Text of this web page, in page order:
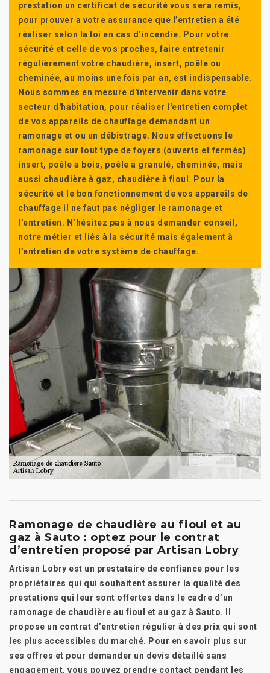
prestation un certificat de sécurité vous sera remis,
pour prouver a votre assurance que l’entretien a été
réaliser selon la loi en cas d’incendie. Pour votre
sécurité et celle de vos proches, faire entretenir
régulièrement votre chaudière, insert, poêle ou
cheminée, au moins une fois par an, est indispensable.
Nous sommes en mesure d'intervenir dans votre
secteur d'habitation, pour réaliser l'entretien complet
de vos appareils de chauffage demandant un
ramonage et ou un débistrage. Nous effectuons le
ramonage sur tout type de foyers (ouverts et fermés)
insert, poêle a bois, poêle a granulé, cheminée, mais
aussi chaudière à gaz, chaudière à fioul. Pour la
sécurité et le bon fonctionnement de vos appareils de
chauffage il ne faut pas négliger le ramonage et
l’entretien. N’hésitez pas à nous demander conseil,
notre métier et liés à la sécurité mais également à
l’entretien de votre système de chauffage.
Ramonage de chaudière au fioul et au
gaz à Sauto : optez pour le contrat
d’entretien proposé par Artisan Lobry
Artisan Lobry est un prestataire de confiance pour les
propriétaires qui qui souhaitent assurer la qualité des
prestations qui leur sont offertes dans le cadre d’un
ramonage de chaudière au fioul et au gaz à Sauto. Il
propose un contrat d’entretien régulier à des prix qui sont
les plus accessibles du marché. Pour en savoir plus sur
ses offres et pour demander un devis détaillé sans
engagement, vous pouvez prendre contact pendant les